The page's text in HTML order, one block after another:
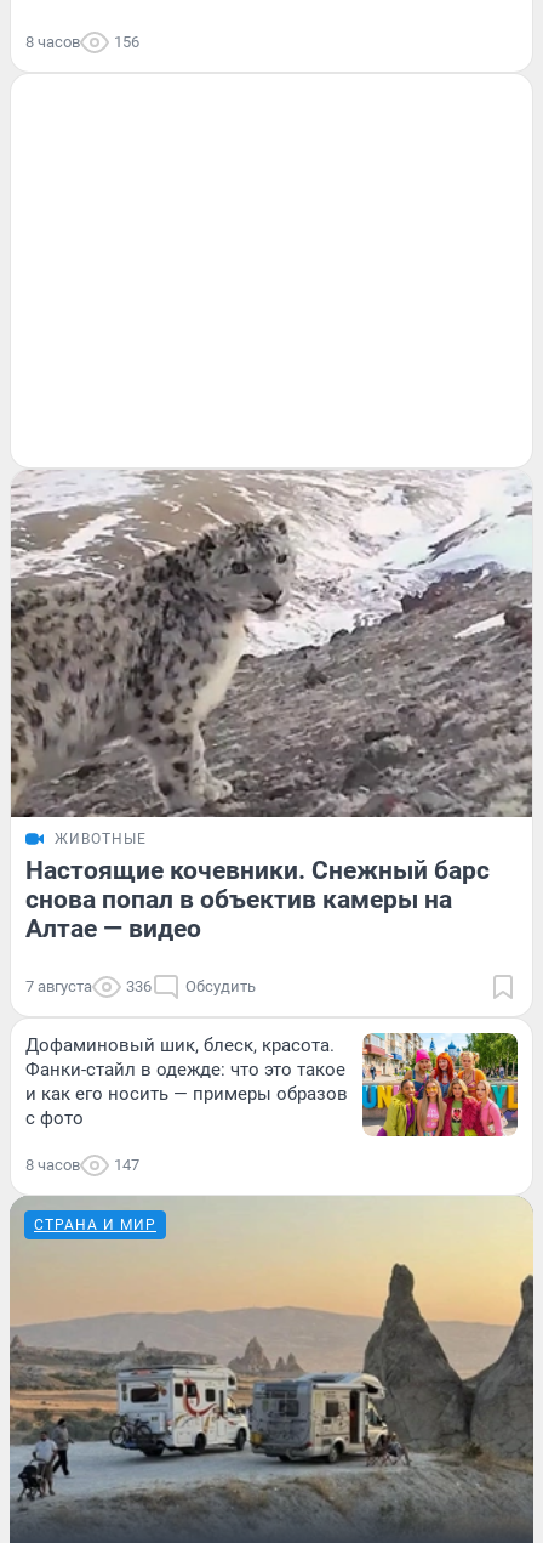
8 часов 156
ЖИВОТНЫЕ
Настоящие кочевники. Снежный барс
снова попал в объектив камеры на
Алтае — видео
7 августа 336 Обсудить
Дофаминовый шик, блеск, красота.
Фанки-стайл в одежде: что это такое
и как его носить — примеры образов
с фото
8 часов 147
СТРАНА И МИР